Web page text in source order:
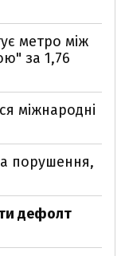
метро між
за 1,76
міжнародні
порушення,
дефолт